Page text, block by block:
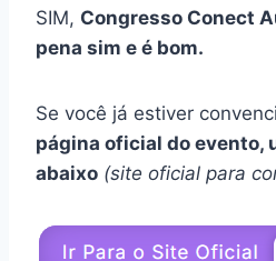
SIM, Congresso Conect
pena sim e é bom.
Se você já estiver
página oficial do evento,
abaixo (site oficial para